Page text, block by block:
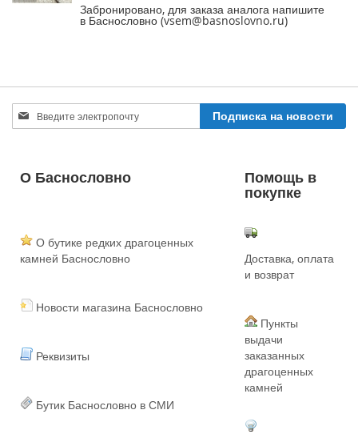
Забронировано, для заказа аналога напишите
в Баснословно (vsem@basnoslovno.ru)
Sign
Up
Newsletter:
Подписка на новости
О Баснословно Помощь в
покупке
О бутике редких драгоценных
камней Баснословно
Новости магазина Баснословно
Реквизиты
Бутик Баснословно в СМИ
Доставка, оплата
и возврат
Пункты
выдачи
заказанных
драгоценных
камней